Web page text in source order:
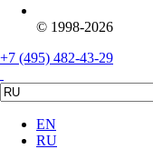
© 1998-2026
+7 (495) 482-43-29
EN
RU